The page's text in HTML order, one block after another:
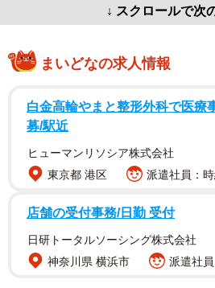
↓ スクロールで次
まいどなの求人情報
白金高輪やまと整形外科で医療
募/駅近
ヒューマンリソシア株式会社
東京都 港区
派遣社員：
店舗の受付事務/日勤 受付
日研トータルソーシング株式会社
神奈川県 横浜市
派遣社